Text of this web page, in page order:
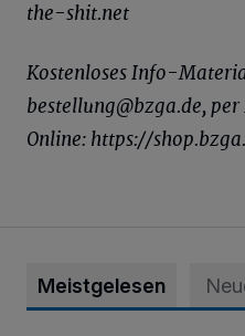
the-shit.net
Kostenloses Info-
bestellung@bzga.de, per
Online: https://
Meistgelesen